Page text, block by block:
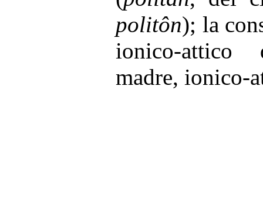
politôn); la
ionico-
madre, ionico-